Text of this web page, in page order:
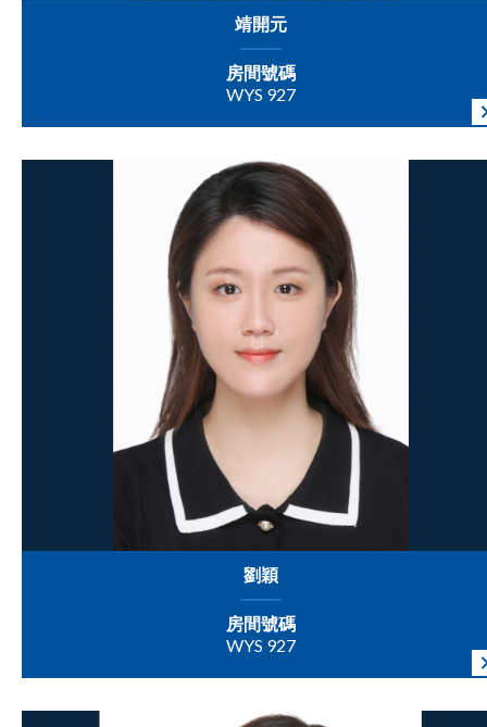
靖開元
房間號碼
WYS 927
劉穎
房間號碼
WYS 927